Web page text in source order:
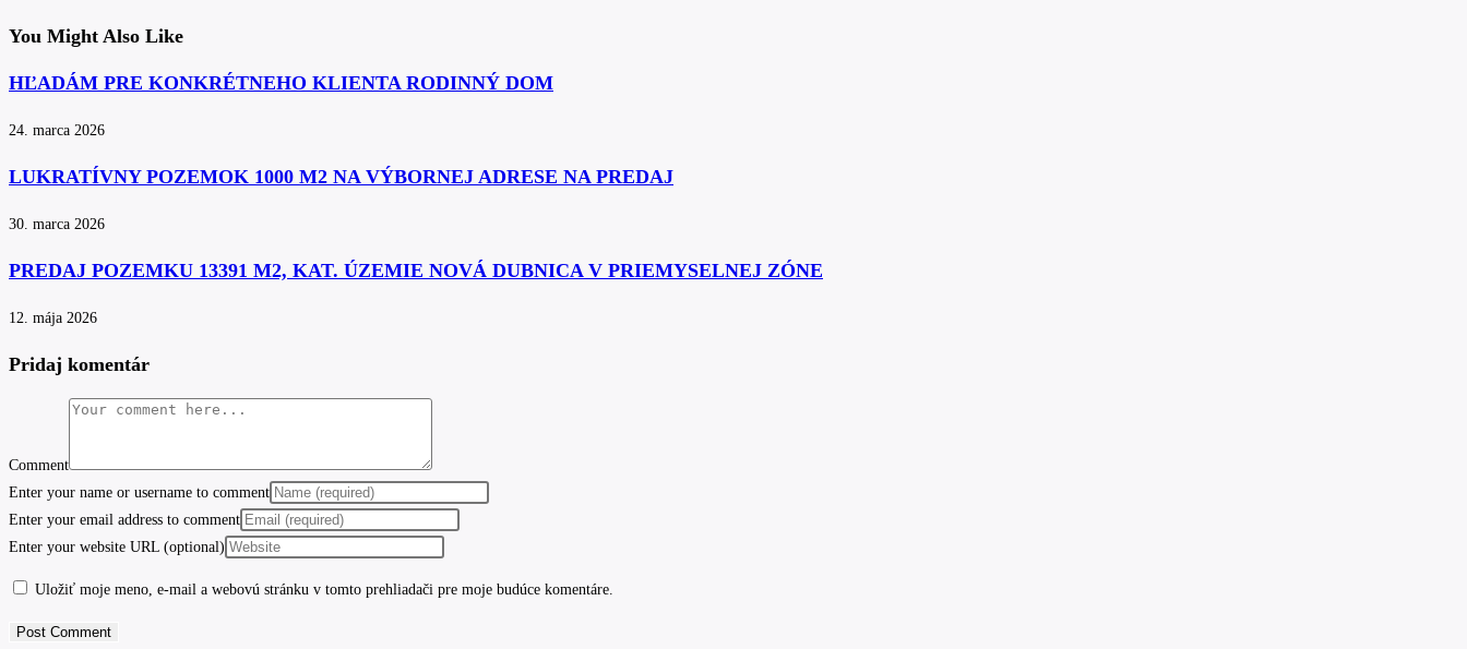
You Might Also Like
HĽADÁM PRE KONKRÉTNEHO KLIENTA RODINNÝ DOM
24. marca 2026
LUKRATÍVNY POZEMOK 1000 M2 NA VÝBORNEJ ADRESE NA PREDAJ
30. marca 2026
PREDAJ POZEMKU 13391 M2, KAT. ÚZEMIE NOVÁ DUBNICA V PRIEMYSELNEJ ZÓNE
12. mája 2026
Pridaj komentár
Comment
Enter your name or username to comment
Enter your email address to comment
Enter your website URL (optional)
Uložiť moje meno, e-mail a webovú stránku v tomto prehliadači pre moje budúce komentáre.